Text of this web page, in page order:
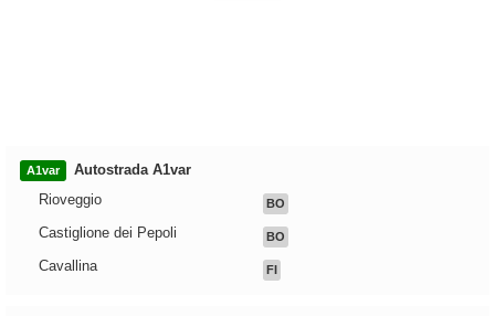
A1var
Autostrada A1var
Rioveggio
BO
Castiglione dei Pepoli BO
Cavallina FI